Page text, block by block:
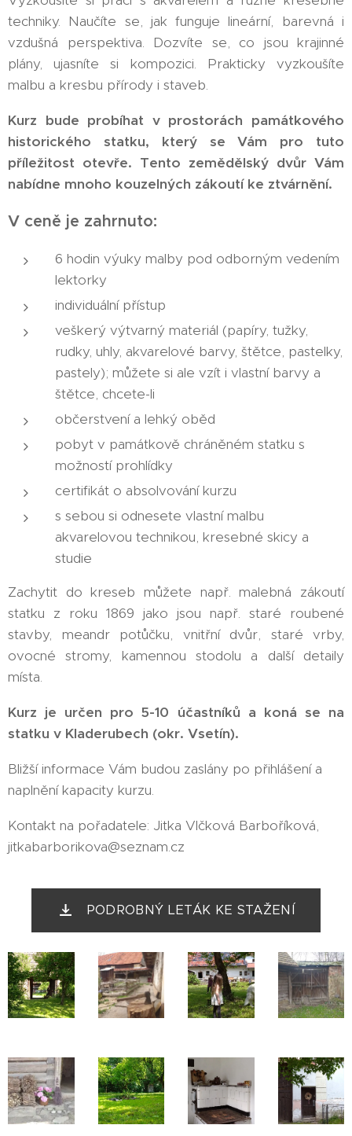
techniky. Naučíte se, jak funguje lineární, barevná i
vzdušná perspektiva. Dozvíte se, co jsou krajinné
plány, ujasníte si kompozici. Prakticky vyzkoušíte
malbu a kresbu přírody i staveb.
Kurz bude probíhat v prostorách památkového
historického statku, který se Vám pro tuto
příležitost otevře. Tento zemědělský dvůr Vám
nabídne mnoho kouzelných zákoutí ke ztvárnění.
V ceně je zahrnuto:
6 hodin výuky malby pod odborným vedením
lektorky
individuální přístup
veškerý výtvarný materiál (papíry, tužky,
rudky, uhly, akvarelové barvy, štětce, pastelky,
pastely); můžete si ale vzít i vlastní barvy a
štětce, chcete-li
občerstvení a lehký oběd
pobyt v památkově chráněném statku s
možností prohlídky
certifikát o absolvování kurzu
s sebou si odnesete vlastní malbu
akvarelovou technikou, kresebné skicy a
studie
Zachytit do kreseb můžete např. malebná zákoutí
statku z roku 1869 jako jsou např. staré roubené
stavby, meandr potůčku, vnitřní dvůr, staré vrby,
ovocné stromy, kamennou stodolu a další detaily
místa.
Kurz je určen pro 5-10 účastníků a koná se na
statku v Kladerubech (okr. Vsetín).
Bližší informace Vám budou zaslány po přihlášení a
naplnění kapacity kurzu.
Kontakt na pořadatele: Jitka Vlčková Barboříková,
jitkabarborikova@seznam.cz
PODROBNÝ LETÁK KE STAŽENÍ